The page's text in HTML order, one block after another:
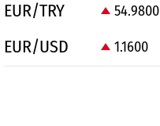
EUR/TRY 54.9800
EUR/USD 1.1600